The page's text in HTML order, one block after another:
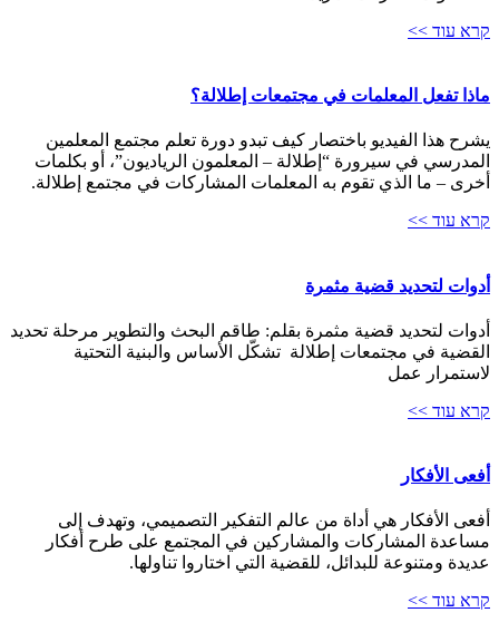
קרא עוד >>
ماذا تفعل المعلمات في مجتمعات إطلالة؟
يشرح هذا الفيديو باختصار كيف تبدو دورة تعلم مجتمع المعلمين
المدرسي في سيرورة “إطلالة – المعلمون الرياديون”، أو بكلمات
أخرى – ما الذي تقوم به المعلمات المشاركات في مجتمع إطلالة.
קרא עוד >>
أدوات لتحديد قضية مثمرة
أدوات لتحديد قضية مثمرة بقلم: طاقم البحث والتطوير مرحلة تحديد
القضية في مجتمعات إطلالة تشكّل الأساس والبنية التحتية
لاستمرار عمل
קרא עוד >>
أفعى الأفكار
أفعى الأفكار هي أداة من عالم التفكير التصميمي، وتهدف إلى
مساعدة المشاركات والمشاركين في المجتمع على طرح أفكار
عديدة ومتنوعة للبدائل، للقضية التي اختاروا تناولها.
קרא עוד >>